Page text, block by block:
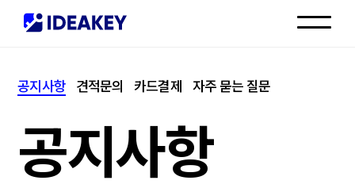
고객센터
공지사항 견적문의 카드결제 자주 묻는 질문
공지사항